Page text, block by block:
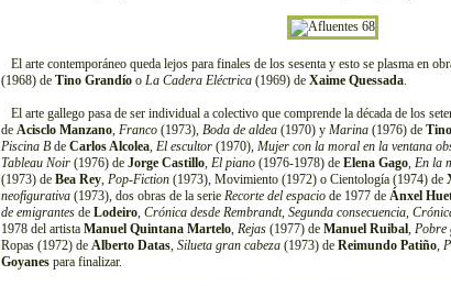
El arte contemporáneo queda lejos para finales de los sesenta y esto se plasma en
(1968) de Tino Grandío o La Cadera Eléctrica (1969) de Xaime Quessada.
El arte gallego pasa de ser individual a colectivo que comprende la década de los
de Acisclo Manzano, Franco (1973), Boda de aldea (1970) y Marina (1976) de
Piscina B de Carlos Alcolea, El escultor (1970), Mujer con la moral en la ventana
Tableau Noir (1976) de Jorge Castillo, El piano (1976-1978) de Elena Gago, En la
(1973) de Bea Rey, Pop-Fiction (1973), Movimiento (1972) o Cientología (1974) de
neofigurativa (1973), dos obras de la serie Recorte del espacio de 1977 de Ánxel
de emigrantes de Lodeiro, Crónica desde Rembrandt, Segunda consecuencia,
1978 del artista Manuel Quintana Martelo, Rejas (1977) de Manuel Ruibal, Pobre
Ropas (1972) de Alberto Datas, Silueta gran cabeza (1973) de Reimundo Patiño,
Goyanes para finalizar.